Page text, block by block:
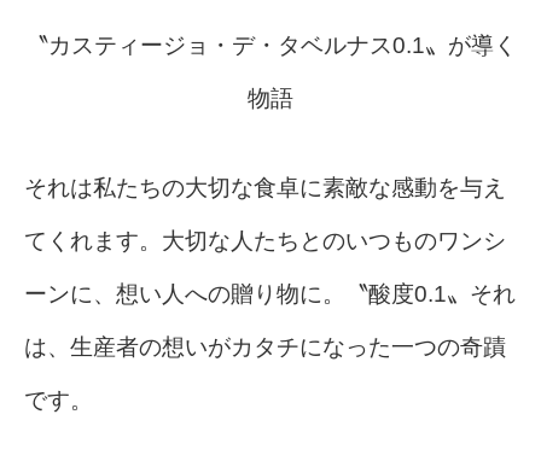
〝カスティージョ・デ・タベルナス0.1〟が導く
物語
それは私たちの大切な食卓に素敵な感動を与え
てくれます。大切な人たちとのいつものワンシ
ーンに、想い人への贈り物に。〝酸度0.1〟それ
は、生産者の想いがカタチになった一つの奇蹟
です。